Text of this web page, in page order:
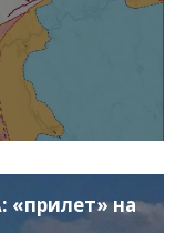
«прилет» на